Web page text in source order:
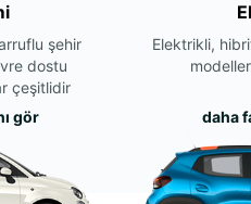
şehir
dostu
çeşitlidir
gör
Elektrikli,
daha